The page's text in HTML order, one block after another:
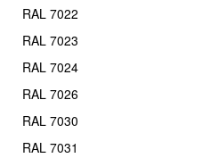
RAL 7022
RAL 7023
RAL 7024
RAL 7026
RAL 7030
RAL 7031